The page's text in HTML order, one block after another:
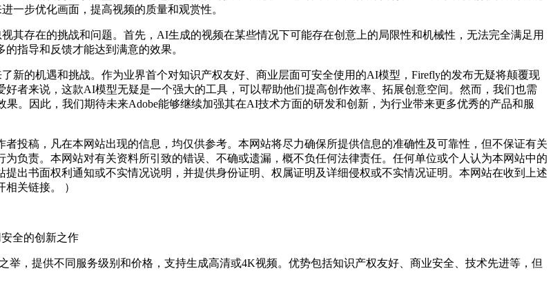
一步优化画面，提高视频的质量和观赏性。
存在的挑战和问题。首先，AI生成的视频在某些情况下可能存在创意上的局限性和机械性，无法完全满足用
指导和反馈才能达到满意的效果。
的机遇和挑战。作为业界首个对知识产权友好、商业层面可安全使用的AI模型，Firefly的发布无疑将颠覆现
者来说，这款AI模型无疑是一个强大的工具，可以帮助他们提高创作效率、拓展创意空间。然而，我们也需
。因此，我们期待未来Adobe能够继续加强其在AI技术方面的研发和创新，为行业带来更多优秀的产品和服
稿，凡在本网站出现的信息，均仅供参考。本网站将尽力确保所提供信息的准确性及可靠性，但不保证有关
负责。本网站对有关资料所引致的错误、不确或遗漏，概不负任何法律责任。任何单位或个人认为本网站中的
出书面权利通知或不实情况说明，并提供身份证明、权属证明及详细侵权或不实情况证明。本网站在收到上述
关链接。 ）
全的创新之作
，提供不同服务级别和价格，支持生成高清或4K视频。优势包括知识产权友好、商业安全、技术先进等，但